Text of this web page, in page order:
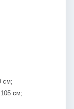
см;
см;